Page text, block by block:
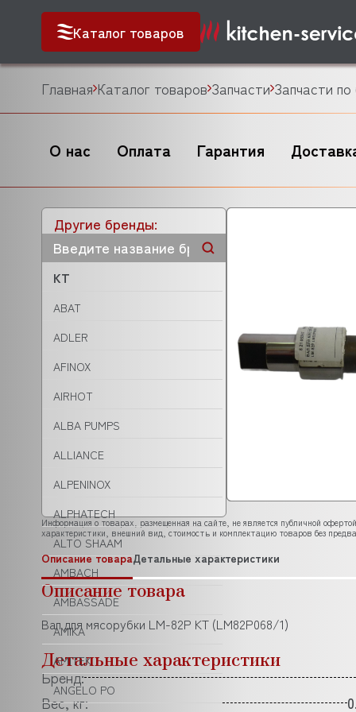
Каталог товаров
Главная Каталог товаров Запчасти Запчасти
О нас Оплата Гарантия
Другие бренды:
KT
ABAT
ADLER
AFINOX
AIRHOT
ALBA PUMPS
ALLIANCE
ALPENINOX
ALPHATECH
ALTO SHAAM
AMBACH
AMBASSADE
AMIKA
AMITEK
ANGELO PO
Информация о товарах, размещенная на сайте, не является публичной
характеристики, внешний вид, стоимость и комплектацию товаров без
Описание товараДетальные характеристики
Описание товара
Вал для мясорубки LM-82P KT (LM82P068/1)
Детальные характеристики
Бренд:
Вес, кг: